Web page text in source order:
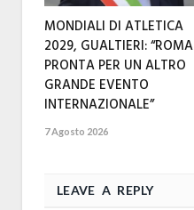
MONDIALI DI ATLETICA
2029, GUALTIERI: “ROMA
PRONTA PER UN ALTRO
GRANDE EVENTO
INTERNAZIONALE”
7 Agosto 2026
LEAVE A REPLY